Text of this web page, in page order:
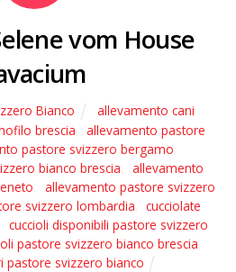
vom House
Bianco
allevamento cani
brescia
allevamento pastore
pastore svizzero bergamo
bianco brescia
allevamento
allevamento pastore svizzero
svizzero lombardia
cucciolate
cuccioli disponibili pastore svizzero
pastore svizzero bianco brescia
pastore svizzero bianco